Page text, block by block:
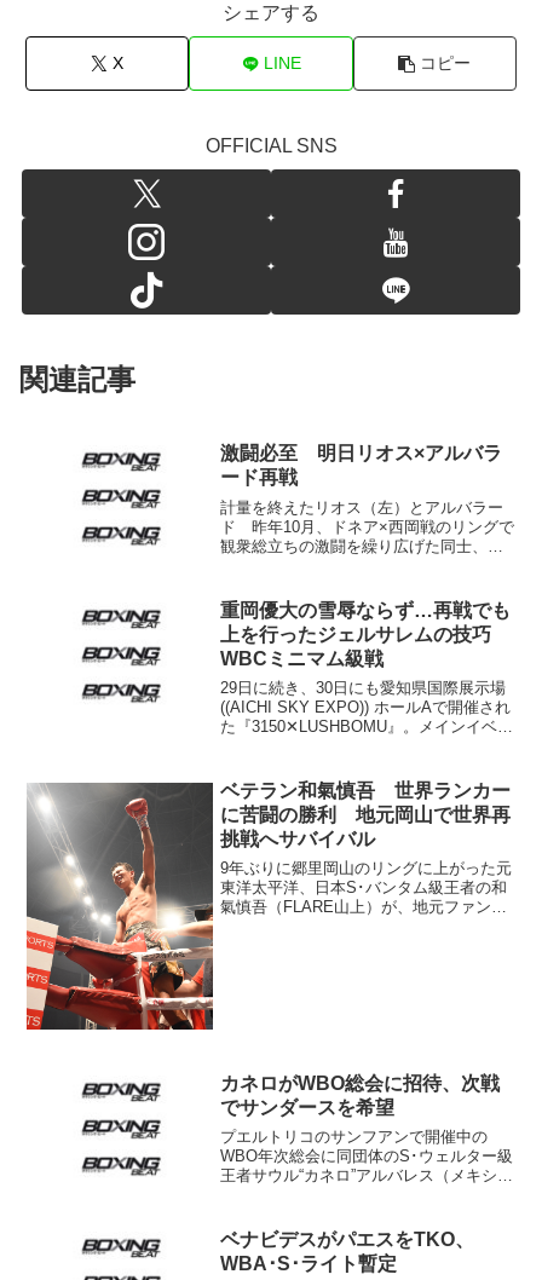
シェアする
X LINE コピー
OFFICIAL SNS
関連記事
激闘必至 明日リオス×アルバラ
ード再戦
計量を終えたリオス（左）とアルバラー
ド 昨年10月、ドネア×西岡戦のリングで
観衆総立ちの激闘を繰り広げた同士、ブ
勝23ＫＯ１敗）が30日夜（日本時間31
日）ラスベ...
重岡優大の雪辱ならず…再戦でも
上を行ったジェルサレムの技巧
WBCミニマム級戦
29日に続き、30日にも愛知県国際展示場
((AICHI SKY EXPO)) ホールAで開催され
た『3150✕LUSHBOMU』。メインイベン
ビン・ジェルサレム(フ...
ベテラン和氣慎吾 世界ランカー
に苦闘の勝利 地元岡山で世界再
挑戦へサバイバル
9年ぶりに郷里岡山のリングに上がった元
東洋太平洋、日本S･バンタム級王者の和
氣慎吾（FLARE山上）が、地元ファンの
カネロがWBO総会に招待、次戦
でサンダースを希望
プエルトリコのサンフアンで開催中の
WBO年次総会に同団体のS･ウェルター級
王者サウル“カネロ”アルバレス（メキシコ
やサンフアン市長などと面会した。また
同夜にはサンフ...
ベナビデスがパエスをTKO、
WBA･S･ライト暫定